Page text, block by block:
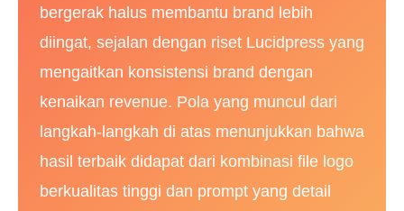
bergerak halus membantu brand lebih
diingat, sejalan dengan riset Lucidpress yang
mengaitkan konsistensi brand dengan
kenaikan revenue. Pola yang muncul dari
langkah-langkah di atas menunjukkan bahwa
hasil terbaik didapat dari kombinasi file logo
berkualitas tinggi dan prompt yang detail